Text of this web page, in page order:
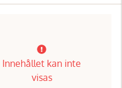
Innehållet kan inte
visas